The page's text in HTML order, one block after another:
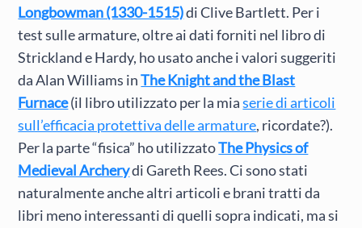
Longbowman (1330-1515)di Clive Bartlett. Per i
test sulle armature, oltre ai dati forniti nel libro di
Strickland e Hardy, ho usato anche i valori suggeriti
da Alan Williams inThe Knight and the Blast
Furnace(il libro utilizzato per la miaserie di articoli
sull’efficacia protettiva delle armature, ricordate?).
Per la parte “fisica” ho utilizzatoThe Physics of
Medieval Archerydi Gareth Rees. Ci sono stati
naturalmente anche altri articoli e brani tratti da
libri meno interessanti di quelli sopra indicati, ma si